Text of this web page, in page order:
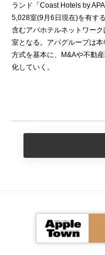
ランド「Coast Hotels by
5,028室(9月6日現在)を有す
含むアパホテルネットワー
室となる。アパグループは
方式を基本に、M&Aや不動
化していく。